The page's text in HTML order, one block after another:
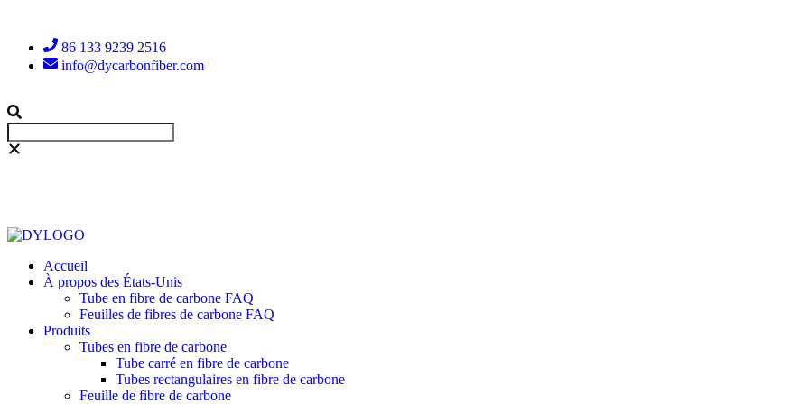
86 133 9239 2516
info@dycarbonfiber.com
Accueil
À propos des États-Unis
Tube en fibre de carbone FAQ
Feuilles de fibres de carbone FAQ
Produits
Tubes en fibre de carbone
Tube carré en fibre de carbone
Tubes rectangulaires en fibre de carbone
Feuille de fibre de carbone